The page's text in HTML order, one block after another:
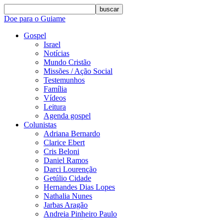
buscar
Doe para o Guiame
Gospel
Israel
Notícias
Mundo Cristão
Missões / Ação Social
Testemunhos
Família
Vídeos
Leitura
Agenda gospel
Colunistas
Adriana Bernardo
Clarice Ebert
Cris Beloni
Daniel Ramos
Darci Lourenção
Getúlio Cidade
Hernandes Dias Lopes
Nathalia Nunes
Jarbas Aragão
Andreia Pinheiro Paulo